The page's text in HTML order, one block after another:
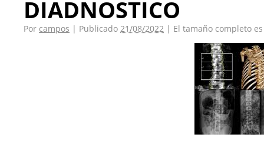
DIADNOSTICO
Por campos | Publicado 21/08/2022 | El tamaño completo